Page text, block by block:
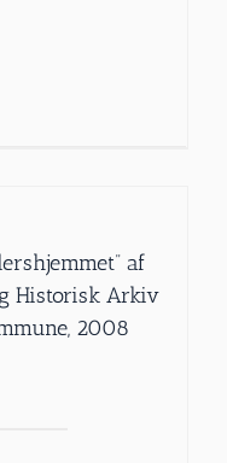
af
Historisk Arkiv
2008